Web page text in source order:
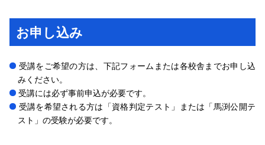
お申し込み
受講をご希望の方は、下記フォームまたは各校舎までお申し込
みください。
受講には必ず事前申込が必要です。
受講を希望される方は「資格判定テスト」または「馬渕公開テ
スト」の受験が必要です。